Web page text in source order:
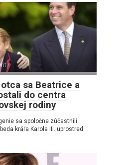
sa Beatrice a
do centra
rodiny
sa spoločne zúčastnili
kráľa Karola III. uprostred